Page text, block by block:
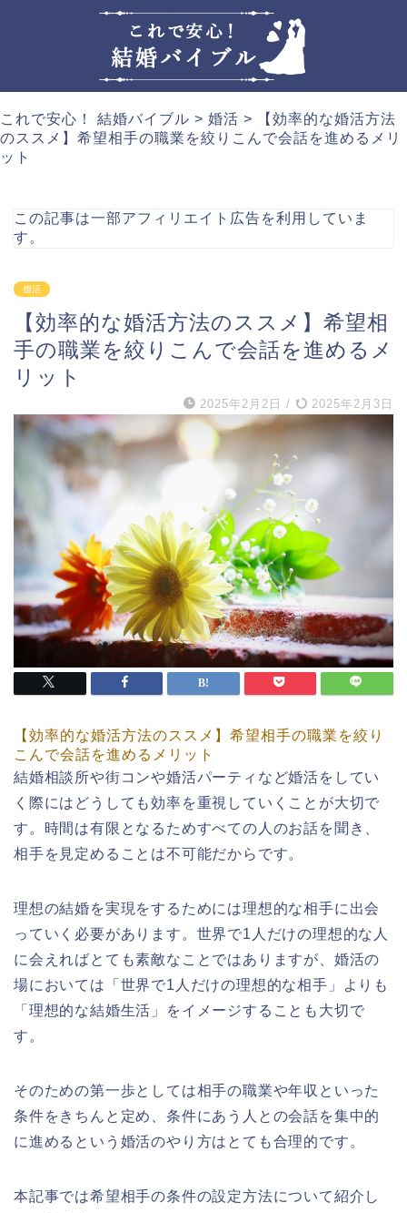
これで安心！ 結婚バイブル > 婚活 >
【効率的な婚活方法
のススメ】希望相手の職業を絞りこんで会話を進めるメリ
ット
この記事は一部アフィリエイト広告を利用していま
す。
婚活
【効率的な婚活方法のススメ】希望相
手の職業を絞りこんで会話を進めるメ
リット
2025年2月2日 / 2025年2月3日
【効率的な婚活方法のススメ】希望相手の職業を絞り
こんで会話を進めるメリット
結婚相談所や街コンや婚活パーティなど婚活をしてい
く際にはどうしても効率を重視していくことが大切で
す。時間は有限となるためすべての人のお話を聞き、
相手を見定めることは不可能だからです。
理想の結婚を実現をするためには理想的な相手に出会
っていく必要があります。世界で1人だけの理想的な人
に会えればとても素敵なことではありますが、婚活の
場においては「世界で1人だけの理想的な相手」よりも
「理想的な結婚生活」をイメージすることも大切で
す。
そのための第一歩としては相手の職業や年収といった
条件をきちんと定め、条件にあう人との会話を集中的
に進めるという婚活のやり方はとても合理的です。
本記事では希望相手の条件の設定方法について紹介し